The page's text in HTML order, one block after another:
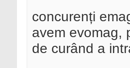
concurenți
avem evomag,
de curând a